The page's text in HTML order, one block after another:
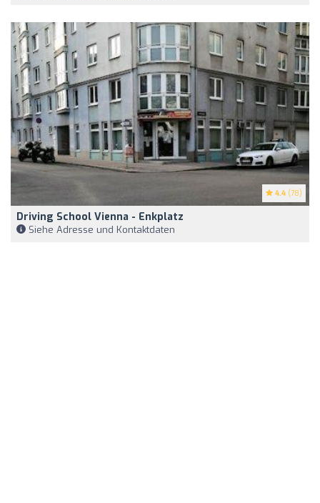
4.4 (78)
Driving School Vienna - Enkplatz
Siehe Adresse und Kontaktdaten